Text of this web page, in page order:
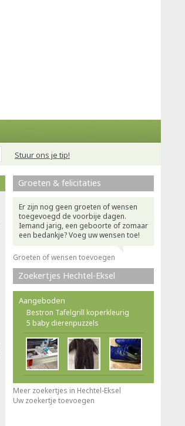
Stuur ons je tip!
Groeten & felicitaties
Er zijn nog geen groeten of wensen
toegevoegd de voorbije dagen.
Iemand jarig, een geboorte of zomaar
een bedankje? Voeg uw wensen toe!
Groeten of wensen toevoegen
Zoekertjes Hechtel-Eksel
Aangeboden
Bestron Tafelgrill koperkleurig
5 baby dierenpuzzels
Meer zoekertjes in Hechtel-Eksel
Uw zoekertje toevoegen